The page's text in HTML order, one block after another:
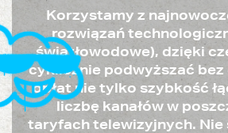
Korzystamy z
rozwiązań
światłowodowe), dzięki
cyklicznie podwyższać
opłat nie tylko szybkość
liczbę kanałów w
taryfach telewizyjnych. Nie